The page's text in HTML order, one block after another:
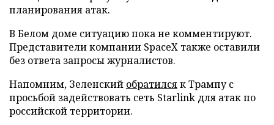
планирования атак.
В Белом доме ситуацию пока не комментируют.
Представители компании SpaceX также оставили
без ответа запросы журналистов.
Напомним, Зеленский обратилсяк Трампу с
просьбой задействовать сеть Starlink для атак по
российской территории.